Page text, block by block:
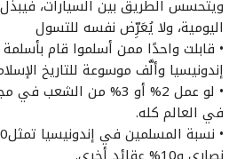
ويتحسس الطريق بين السيارات،
اليومية، ولا يُعَرِّض نفسه للتسول
• قابلت واحدًا ممن أسلموا قام
إندونيسيا وألَّف موسوعة للتاريخ
• لو عمل 2% أو 3% من
في العالم كله.